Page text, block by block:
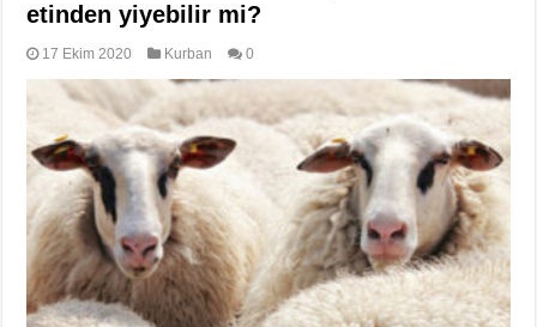
etinden yiyebilir mi?
17 Ekim 2020 Kurban 0